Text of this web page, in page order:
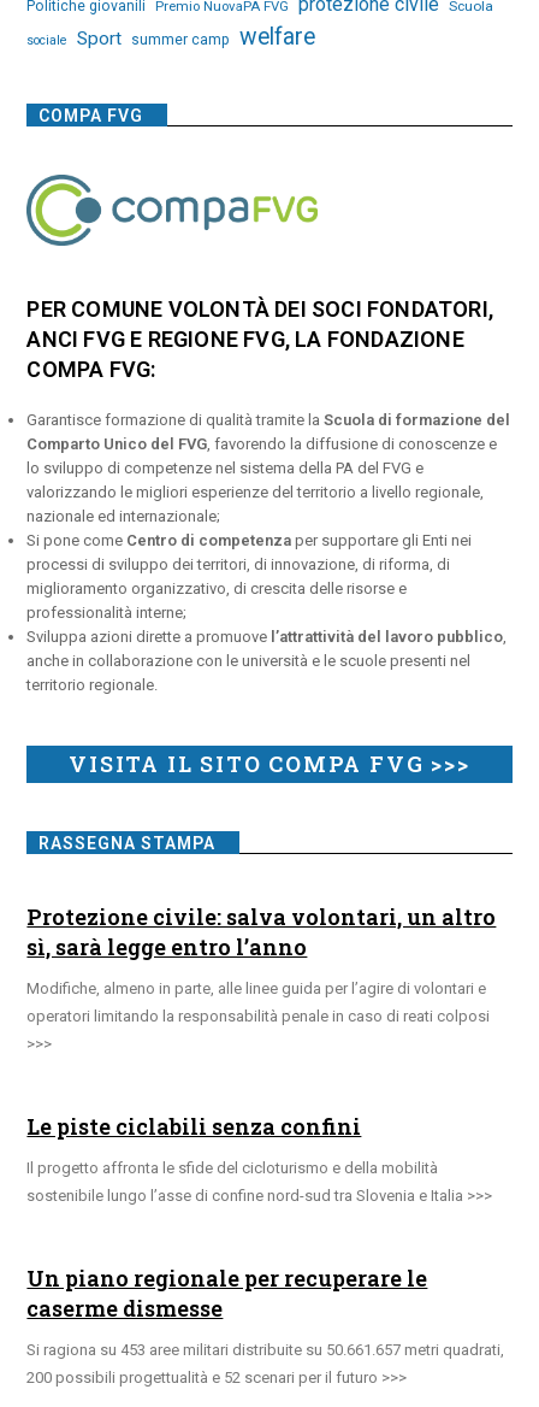
Politiche giovanili Premio NuovaPA FVG Scuola
sociale Sport summer camp welfare
COMPA FVG
PER COMUNE VOLONTÀ DEI SOCI FONDATORI,
ANCI FVG E REGIONE FVG, LA FONDAZIONE
COMPA FVG:
Garantisce formazione di qualità tramite laScuola di formazione del
Comparto Unico del FVG , favorendo la diffusione di conoscenze e
lo sviluppo di competenze nel sistema della PA del FVG e
valorizzando le migliori esperienze del territorio a livello regionale,
nazionale ed internazionale;
Si pone come Centro di competenza per supportare gli Enti nei
processi di sviluppo dei territori, di innovazione, di riforma, di
miglioramento organizzativo, di crescita delle risorse e
professionalità interne;
Sviluppa azioni dirette a promuove l’attrattività del lavoro pubblico
anche in collaborazione con le università e le scuole presenti nel
territorio regionale.
VISITA IL SITO COMPA FVG >>>
RASSEGNA STAMPA
Protezione civile: salva volontari, un altro
sì, sarà legge entro l’anno
Modifiche, almeno in parte, alle linee guida per l’agire di volontari e
operatori limitando la responsabilità penale in caso di reati colposi
Le piste ciclabili senza confini
Il progetto affronta le sfide del cicloturismo e della mobilità
sostenibile lungo l’asse di confine nord-sud tra Slovenia e Italia
Un piano regionale per recuperare le
caserme dismesse
Si ragiona su 453 aree militari distribuite su 50.661.657 metri quadrati,
200 possibili progettualità e 52 scenari per il futuro